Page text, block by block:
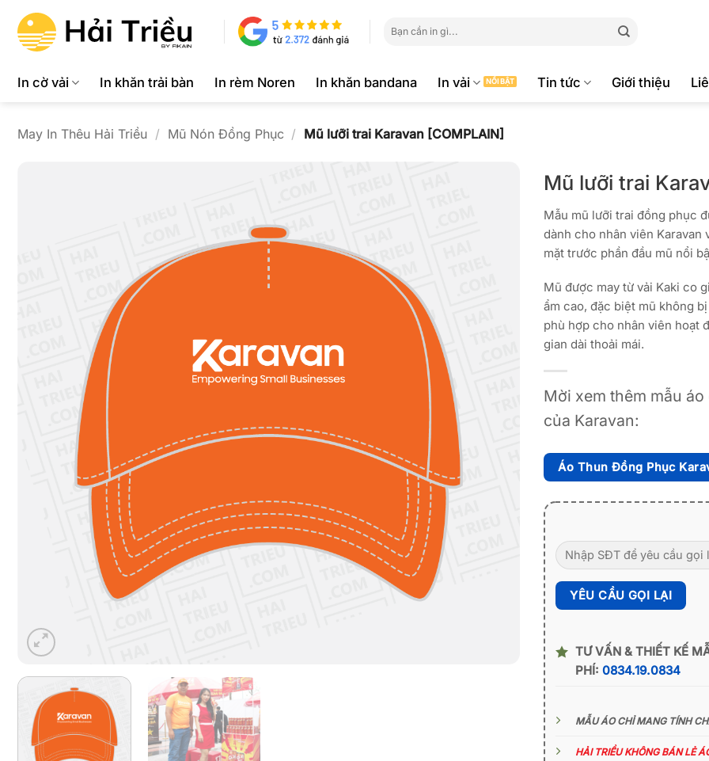
qua
kiếm:
In cờ vải In khăn trải bàn In rèm Noren In khăn bandana In vải Tin tức Giới thiệu
May In Thêu Hải Triều / Mũ Nón Đồng Phục / Mũ lưỡi trai Karavan [COMPLAIN]
Mũ lưỡi trai
Mẫu mũ lưỡi trai đồng phục
dành cho nhân viên Karavan
mặt trước phần đầu mũ nổi
Mũ được may từ vải Kaki co
ẩm cao, đặc biệt mũ không
phù hợp cho nhân viên hoạt
gian dài thoải mái.
Mời xem thêm mẫu
của Karavan:
Áo Thun Đồng Phục
TƯ VẤN & THIẾT KẾ
PHÍ: 0834.19.0834
MẪU ÁO CHỈ MANG TÍNH
HẢI TRIỀU KHÔNG BÁN LẺ